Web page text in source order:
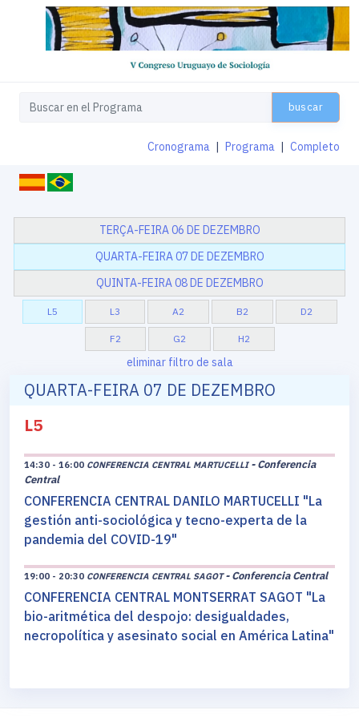
buscar
Cronograma | Programa | Completo
TERÇA-FEIRA 06 DE DEZEMBRO
QUARTA-FEIRA 07 DE DEZEMBRO
QUINTA-FEIRA 08 DE DEZEMBRO
L5 L3 A2 B2 D2
F2 G2 H2
eliminar filtro de sala
QUARTA-FEIRA 07 DE DEZEMBRO
L5
14:30 - 16:00 CONFERENCIA CENTRAL MARTUCELLI - Conferencia
Central
CONFERENCIA CENTRAL DANILO MARTUCELLI "La
gestión anti-sociológica y tecno-experta de la
pandemia del COVID-19"
19:00 - 20:30 CONFERENCIA CENTRAL SAGOT - Conferencia Central
CONFERENCIA CENTRAL MONTSERRAT SAGOT "La
bio-aritmética del despojo: desigualdades,
necropolítica y asesinato social en América Latina"